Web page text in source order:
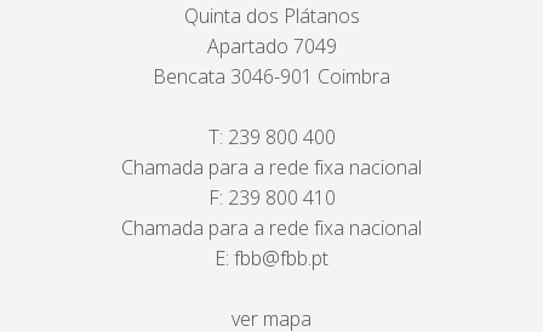
Quinta dos Plátanos
Apartado 7049
Bencata 3046-901 Coimbra
T: 239 800 400
Chamada para a rede fixa nacional
F: 239 800 410
Chamada para a rede fixa nacional
E: fbb@fbb.pt
ver mapa